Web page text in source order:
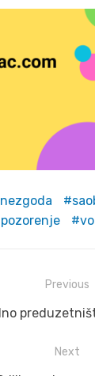
nezgoda
Previous
Next